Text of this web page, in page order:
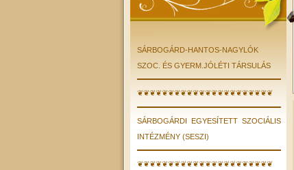
SÁRBOGÁRD-HANTOS-NAGYLÓK
SZOC. ÉS GYERM.JÓLÉTI TÁRSULÁS
❦❦❦❦❦❦❦❦❦❦❦❦❦❦❦❦❦❦❦❦❦❦
SÁRBOGÁRDI EGYESÍTETT SZOCIÁLIS
INTÉZMÉNY (SESZI)
❦❦❦❦❦❦❦❦❦❦❦❦❦❦❦❦❦❦❦❦❦❦